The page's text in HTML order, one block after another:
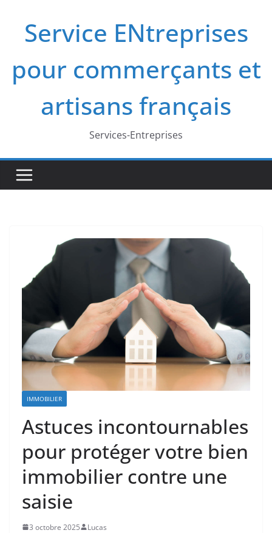
contenuService ENtreprises
pour commerçants et
artisans français
Services-Entreprises
IMMOBILIER
Astuces incontournables
pour protéger votre bien
immobilier contre une
saisie
3 octobre 2025 Lucas